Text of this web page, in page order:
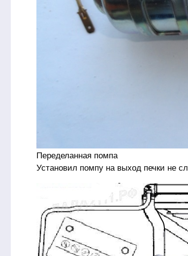
Переделанная помпа
Установил помпу на выход печки не